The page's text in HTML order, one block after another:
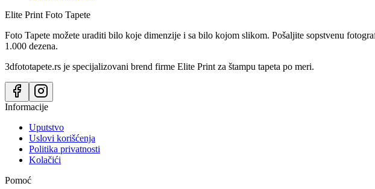
Elite Print Foto Tapete
Foto Tapete možete uraditi bilo koje dimenzije i sa bilo kojom slikom. Pošaljite sopstvenu
1.000 dezena.
3dfototapete.rs je specijalizovani brend firme Elite Print za štampu tapeta po meri.
Informacije
Uputstvo
Uslovi korišćenja
Politika privatnosti
Kolačići
Pomoć